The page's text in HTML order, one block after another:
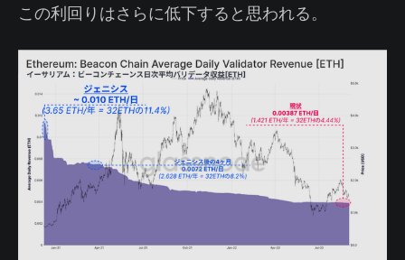
この利回りはさらに低下すると思われる。